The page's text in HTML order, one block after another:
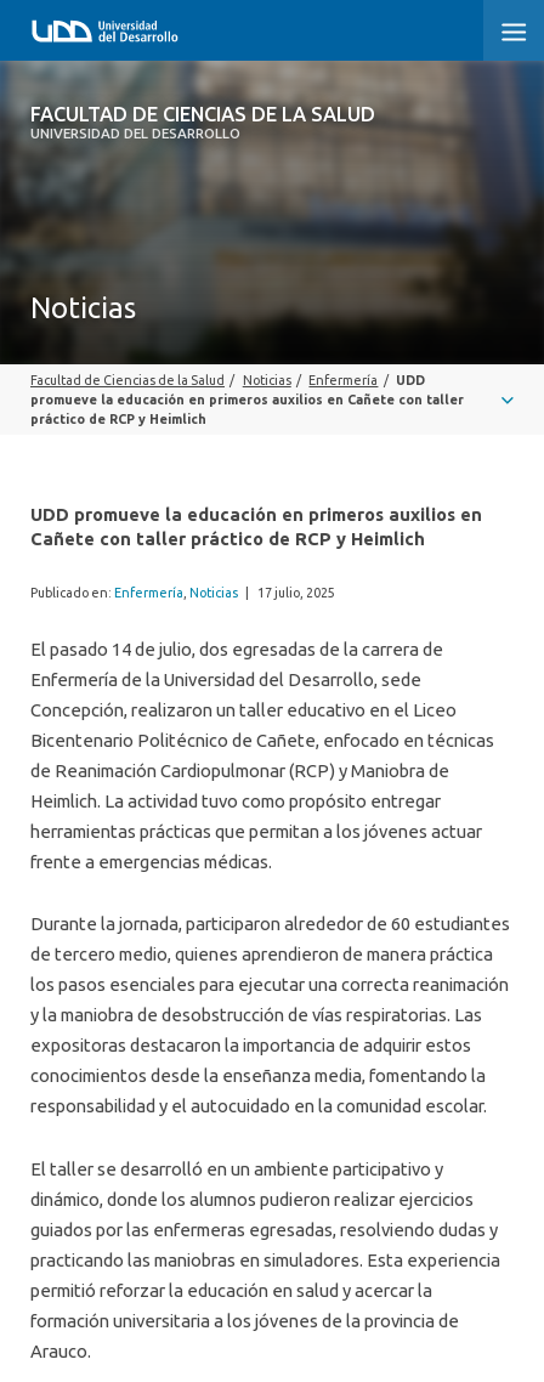
FACULTAD DE CIENCIAS DE LA SALUD
UNIVERSIDAD DEL DESARROLLO
FACULTAD DE CIENCIAS DE LA SALUD
CLÍNICA ERNESTO SILVA B.
Noticias
Facultad de Ciencias de la Salud / Noticias / Enfermería /
UDD
promueve la educación en primeros auxilios en Cañete con taller
práctico de RCP y Heimlich
UDD promueve la educación en primeros auxilios en
Cañete con taller práctico de RCP y Heimlich
Publicado en: Enfermería Noticias 17 julio, 2025
El pasado 14 de julio, dos egresadas de la carrera de
Enfermería de la Universidad del Desarrollo, sede
Concepción, realizaron un taller educativo en el Liceo
Bicentenario Politécnico de Cañete, enfocado en técnicas
de Reanimación Cardiopulmonar (RCP) y Maniobra de
Heimlich. La actividad tuvo como propósito entregar
herramientas prácticas que permitan a los jóvenes actuar
frente a emergencias médicas.
Durante la jornada, participaron alrededor de 60 estudiantes
de tercero medio, quienes aprendieron de manera práctica
los pasos esenciales para ejecutar una correcta reanimación
y la maniobra de desobstrucción de vías respiratorias. Las
expositoras destacaron la importancia de adquirir estos
conocimientos desde la enseñanza media, fomentando la
responsabilidad y el autocuidado en la comunidad escolar.
El taller se desarrolló en un ambiente participativo y
dinámico, donde los alumnos pudieron realizar ejercicios
guiados por las enfermeras egresadas, resolviendo dudas y
practicando las maniobras en simuladores. Esta experiencia
permitió reforzar la educación en salud y acercar la
formación universitaria a los jóvenes de la provincia de
Arauco.